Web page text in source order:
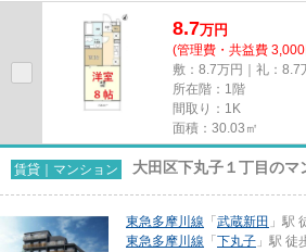
8.7万円
(管理費・共益費
敷：8.7万円｜礼：8.7
所在階：1階
間取り：1K
面積：30.03㎡
賃貸｜マンション 大田区下丸子１丁目のマ
東急多摩川線 「 武蔵新田 」駅
東急多摩川線 「 下丸子 」駅 徒